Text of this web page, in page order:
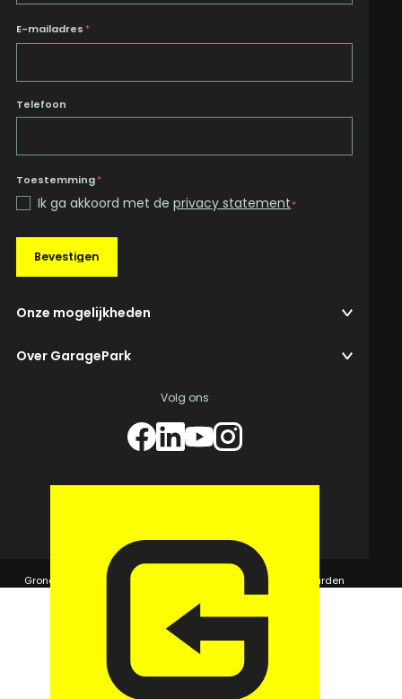
E-mailadres *
Telefoon
Toestemming*
Ik ga akkoord met deprivacy statement*
Bevestigen
Onze mogelijkheden
Over GaragePark
Volg ons
© 2026 GaragePark.
Grondposities
365Beheer & GaragePark Algemene voorwaarden